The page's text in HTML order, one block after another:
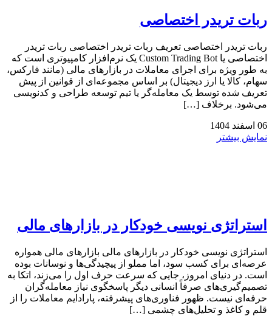
ربات تریدر اختصاصی
ربات تریدر اختصاصی تعریف ربات تریدر اختصاصی ربات تریدر
اختصاصی یا Custom Trading Bot یک نرم‌افزار کامپیوتری است که
به طور ویژه برای اجرای معاملات در بازارهای مالی (مانند فارکس،
سهام، کالا یا ارز دیجیتال) بر اساس مجموعه‌ای از قوانین از پیش
تعریف شده توسط یک معامله‌گر یا تیم توسعه طراحی و کدنویسی
می‌شود. برخلاف […]
06 اسفند 1404
نمایش بیشتر
استراتژی‌ نویسی خودکار در بازارهای مالی
استراتژی‌ نویسی خودکار در بازارهای مالی بازارهای مالی همواره
عرصه‌ای برای کسب سود، اما مملو از پیچیدگی‌ها و نوسانات بوده
است. در دنیای امروز، جایی که سرعت حرف اول را می‌زند، اتکا به
تصمیم‌گیری‌های صرفاً انسانی دیگر پاسخگوی نیاز معامله‌گران
حرفه‌ای نیست. ظهور فناوری‌های پیشرفته، پارادایم معاملات را از
قلم و کاغذ و تحلیل‌های چشمی […]